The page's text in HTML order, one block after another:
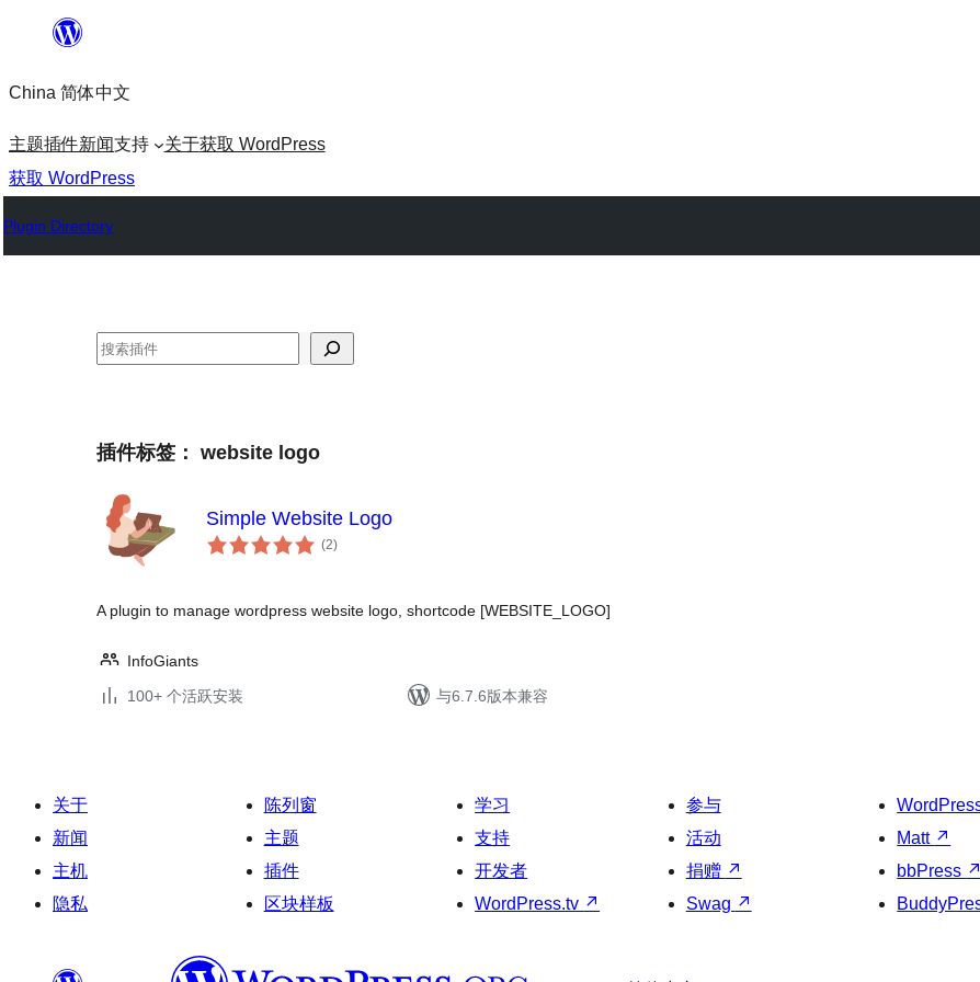
内
容
China 简体中文
主题插件新闻支持 关于获取 WordPress
获取 WordPress
Plugin Directory
搜
插件标签： website logo
Simple Website Logo
(2总
评)
A plugin to manage wordpress website logo, shortcode [WEBSITE_LOGO]
InfoGiants
100+ 个活跃安装
与6.7.6版本兼容
关于
新闻
主机
隐私
陈列窗
主题
插件
区块样板
学习
支持
开发者
WordPress.tv ↗
参与
活动
捐赠 ↗
Swag ↗
Matt ↗
bbPress ↗